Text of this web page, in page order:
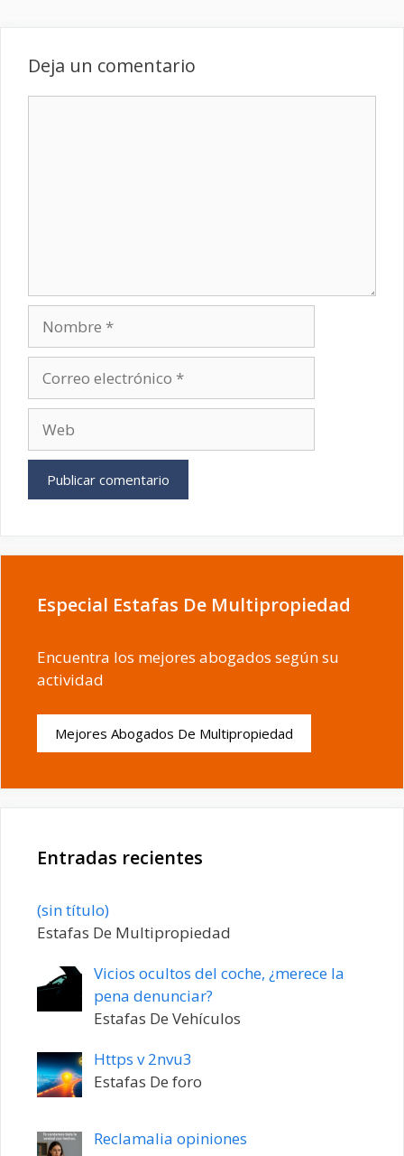
Deja un comentario
electrónico
Especial Estafas De Multipropiedad
Encuentra los mejores abogados según su
actividad
Mejores Abogados De Multipropiedad
Entradas recientes
(sin título)Entrada
20198
Estafas De Multipropiedad
Vicios ocultos del coche, ¿merece la
pena denunciar?
Estafas De Vehículos
Https v 2nvu3
Estafas De foro
Reclamalia opiniones